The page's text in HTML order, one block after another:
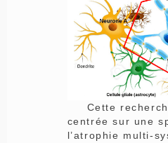
Cette
centrée sur une
l’atrophie multi-